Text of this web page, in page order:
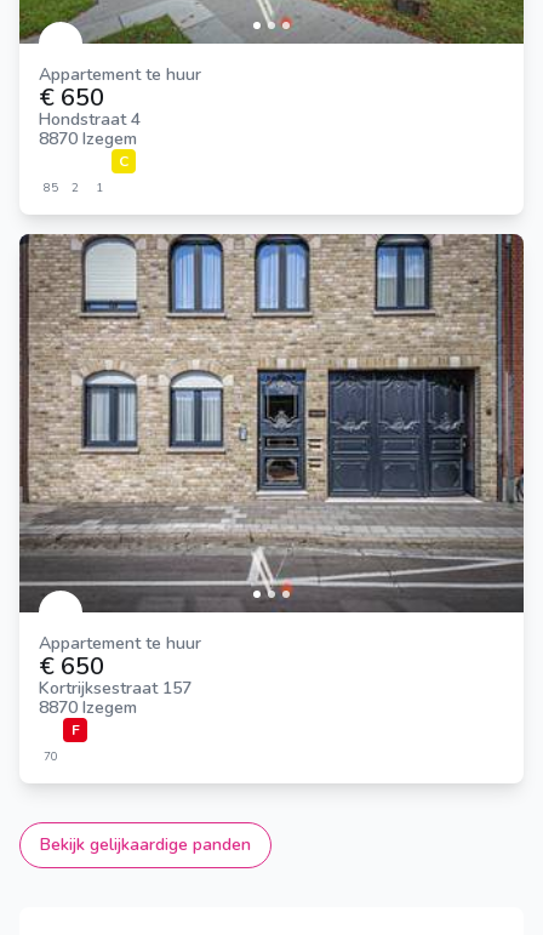
Appartement te huur
€ 650
Hondstraat 4
8870 Izegem
85 2 1
C
Appartement te huur
€ 650
Kortrijksestraat 157
8870 Izegem
70
F
Bekijk gelijkaardige panden